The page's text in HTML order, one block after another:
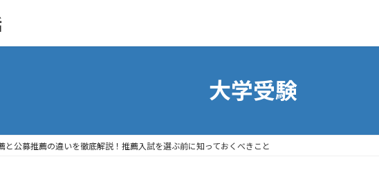
大学受験
と公募推薦の違いを徹底解説！推薦入試を選ぶ前に知っておくべきこと